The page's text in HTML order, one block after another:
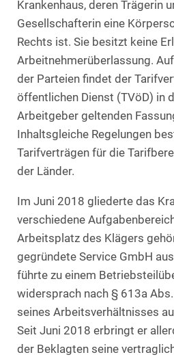
Krankenhaus, deren Trägerin
Gesellschafterin eine
Rechts ist. Sie besitzt keine
Arbeitnehmerüberlassung.
der Parteien findet der
öffentlichen Dienst (TVöD) in
Arbeitgeber geltenden
Inhaltsgleiche Regelungen
Tarifverträgen für die
der Länder.
Im Juni 2018 gliederte das
verschiedene
Arbeitsplatz des Klägers
gegründete Service GmbH
führte zu einem
widersprach nach § 613a
seines Arbeitsverhältnisses
Seit Juni 2018 erbringt er
der Beklagten seine